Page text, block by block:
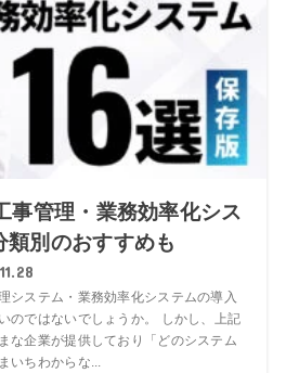
事管理・業務効率化シス
別のおすすめも
システム・業務効率化システムの導入
のではないでしょうか。 しかし、上記
な企業が提供しており「どのシステム
いちわからな...